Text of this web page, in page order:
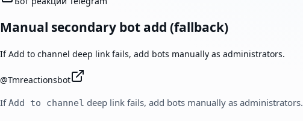
Manual secondary bot add (fallback)
If Add to channel deep link fails, add bots manually as administrators.
@Tmreactionsbot
IfAdd to channel deep link fails, add bots manually as administrators.